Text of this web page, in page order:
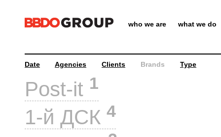
who we are what we do
Date Agencies Clients Brands Type
Post-it 1
1-й ДСК 4